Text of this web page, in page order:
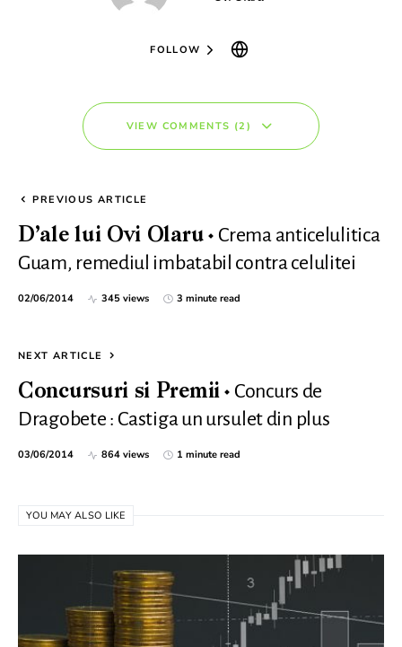
FOLLOW
VIEW COMMENTS (2)
PREVIOUS ARTICLE
D’ale lui Ovi Olaru
Crema anticelulitica
Guam, remediul imbatabil contra celulitei
02/06/2014 345 views 3 minute read
NEXT ARTICLE
Concursuri si Premii
Concurs de
Dragobete : Castiga un ursulet din plus
03/06/2014 864 views 1 minute read
YOU MAY ALSO LIKE